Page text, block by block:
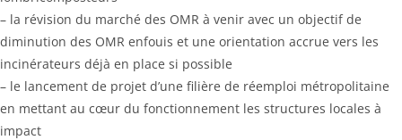
– la révision du marché des OMR à venir avec un objectif de
diminution des OMR enfouis et une orientation accrue vers les
incinérateurs déjà en place si possible
– le lancement de projet d’une filière de réemploi métropolitaine
en mettant au cœur du fonctionnement les structures locales à
impact